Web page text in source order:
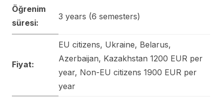
Öğrenim
süresi:
3 years (6 semesters)
Fiyat:
EU citizens, Ukraine, Belarus,
Azerbaijan, Kazakhstan 1200 EUR per
year, Non-EU citizens 1900 EUR per
year